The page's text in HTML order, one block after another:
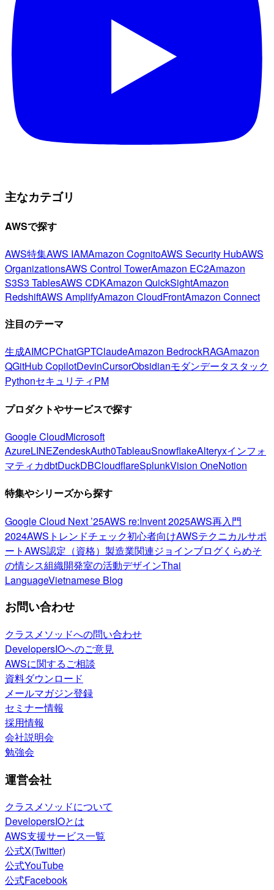
主なカテゴリ
AWSで探す
AWS特集AWS IAMAmazon CognitoAWS Security HubAWS
OrganizationsAWS Control TowerAmazon EC2Amazon
S3S3 TablesAWS CDKAmazon QuickSightAmazon
RedshiftAWS AmplifyAmazon CloudFrontAmazon Connect
注目のテーマ
生成AIMCPChatGPTClaudeAmazon BedrockRAGAmazon
QGitHub CopilotDevinCursorObsidianモダンデータスタック
PythonセキュリティPM
プロダクトやサービスで探す
Google CloudMicrosoft
AzureLINEZendeskAuth0TableauSnowflakeAlteryxインフォ
マティカdbtDuckDBCloudflareSplunkVision OneNotion
特集やシリーズから探す
Google Cloud Next ’25AWS re:Invent 2025AWS再入門
2024AWSトレンドチェック初心者向けAWSテクニカルサポ
ートAWS認定（資格） 製造業関連ジョインブログくらめそ
の情シス組織開発室の活動デザインThai
LanguageVietnamese Blog
お問い合わせ
クラスメソッドへの問い合わせ
DevelopersIOへのご意見
AWSに関するご相談
資料ダウンロード
メールマガジン登録
セミナー情報
採用情報
会社説明会
勉強会
運営会社
クラスメソッドについて
DevelopersIOとは
AWS支援サービス一覧
公式X(Twitter)
公式YouTube
公式Facebook